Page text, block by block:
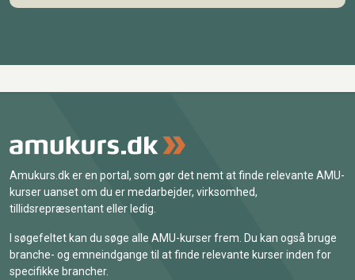
Amukurs.dk er en portal, som gør det nemt at finde relevante AMU-
kurser uanset om du er medarbejder, virksomhed,
tillidsrepræsentant eller ledig.
I søgefeltet kan du søge alle AMU-kurser frem. Du kan også bruge
branche- og emneindgange til at finde relevante kurser inden for
specifikke brancher.